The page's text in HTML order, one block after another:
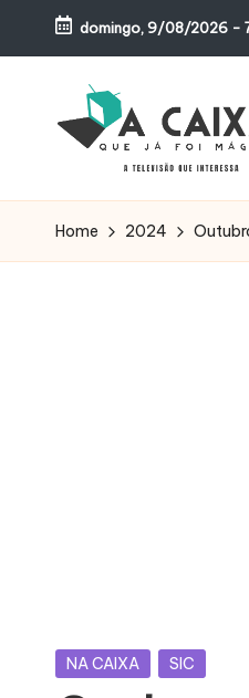
Skip
content
domingo, 9/08/2026 -
A
C
J
Á
Audiências,
Programas,
Home 2024
Posted
NA CAIXA SIC